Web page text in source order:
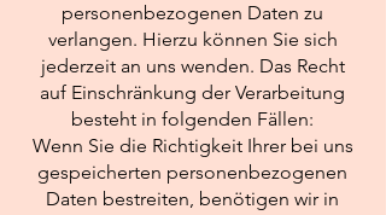
personenbezogenen Daten zu
verlangen. Hierzu können Sie sich
jederzeit an uns wenden. Das Recht
auf Einschränkung der Verarbeitung
besteht in folgenden Fällen:
Wenn Sie die Richtigkeit Ihrer bei uns
gespeicherten personenbezogenen
Daten bestreiten, benötigen wir in